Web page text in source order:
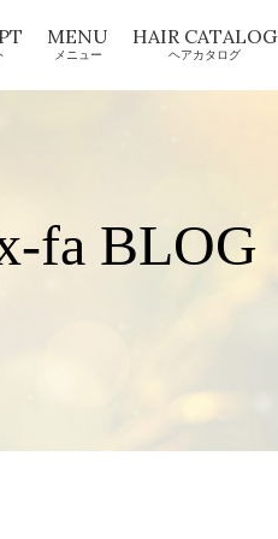
MENU
メニュー
HAIR CATALOG
ヘアカタログ
fa BLOG